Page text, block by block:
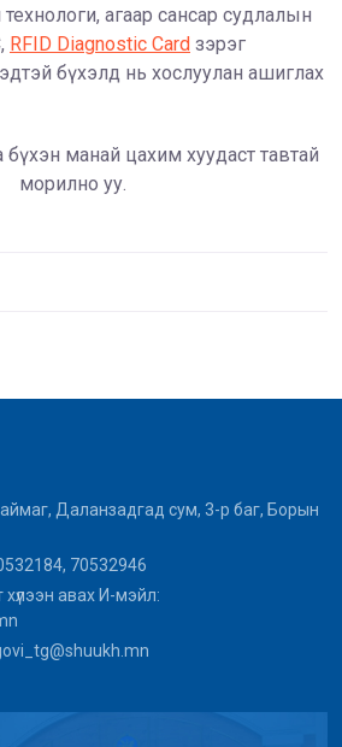
агаар сансар судлалын
RFID Diagnostic Card зэрэг
бүхэлд нь хослуулан ашиглах
манай цахим хуудаст тавтай
морилно уу.
Даланзадгад сум, 3-р баг, Борын
70532946
хүлээн авах И-мэйл: